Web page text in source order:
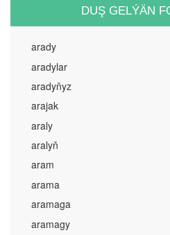
DUŞ GELÝÄN
arady
aradylar
aradyňyz
arajak
araly
aralyň
aram
arama
aramaga
aramagy